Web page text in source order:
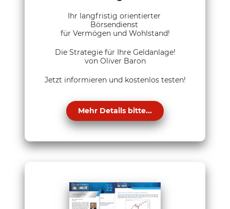
Ihr langfristig orientierter
Börsendienst
für Vermögen und Wohlstand!
Die Strategie für Ihre Geldanlage!
von Oliver Baron
Jetzt informieren und kostenlos testen!
Mehr Details bitte...